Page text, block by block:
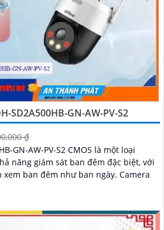
SD2A500HB-GN-AW-PV-S2
₫
GN-AW-PV-S2 CMOS là một loại
năng giám sát ban đêm đặc biệt, với
ban đêm như ban ngày. Camera